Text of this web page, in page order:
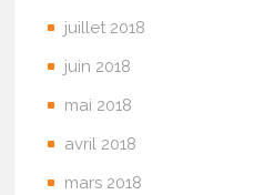
juillet 2018
juin 2018
mai 2018
avril 2018
mars 2018